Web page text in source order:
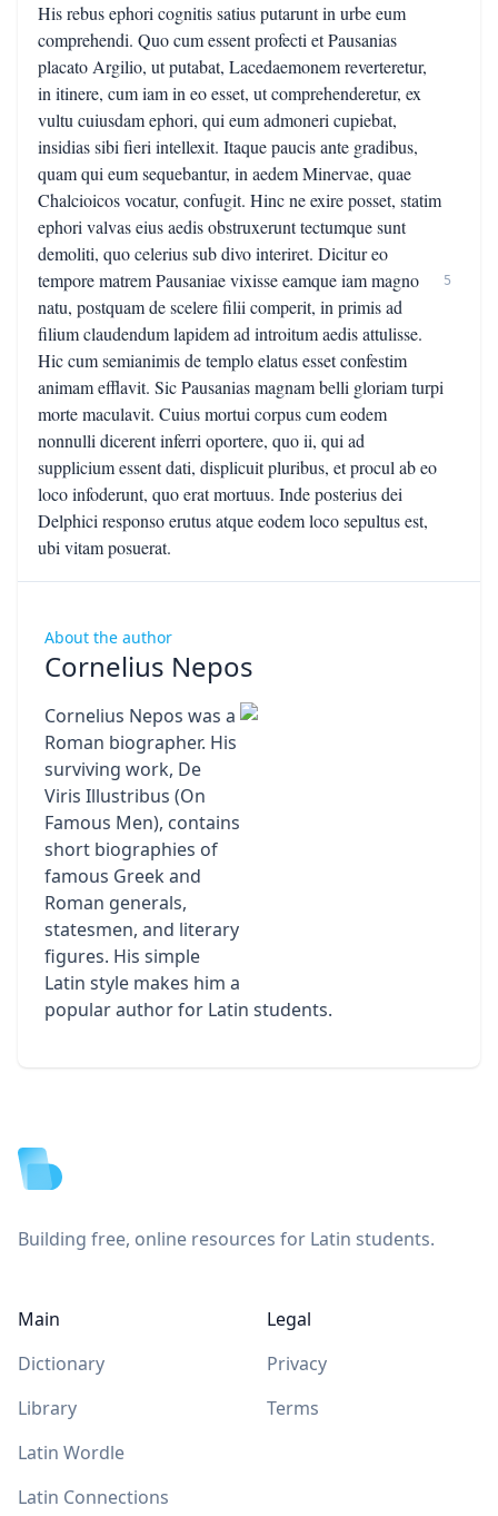
His rebus ephori cognitis satius putarunt in urbe eum
comprehendi. Quo cum essent profecti et Pausanias
placato Argilio, ut putabat, Lacedaemonem reverteretur,
in itinere, cum iam in eo esset, ut comprehenderetur, ex
vultu cuiusdam ephori, qui eum admoneri cupiebat,
insidias sibi fieri intellexit. Itaque paucis ante gradibus,
quam qui eum sequebantur, in aedem Minervae, quae
Chalcioicos vocatur, confugit. Hinc ne exire posset, statim
ephori valvas eius aedis obstruxerunt tectumque sunt
demoliti, quo celerius sub divo interiret. Dicitur eo
tempore matrem Pausaniae vixisse eamque iam magno
natu, postquam de scelere filii comperit, in primis ad
filium claudendum lapidem ad introitum aedis attulisse.
Hic cum semianimis de templo elatus esset confestim
animam efflavit. Sic Pausanias magnam belli gloriam turpi
morte maculavit. Cuius mortui corpus cum eodem
nonnulli dicerent inferri oportere, quo ii, qui ad
supplicium essent dati, displicuit pluribus, et procul ab eo
loco infoderunt, quo erat mortuus. Inde posterius dei
Delphici responso erutus atque eodem loco sepultus est,
ubi vitam posuerat.
5
About the author
Cornelius Nepos
Cornelius Nepos was a
Roman biographer. His
surviving work, De
Viris Illustribus (On
Famous Men), contains
short biographies of
famous Greek and
Roman generals,
statesmen, and literary
figures. His simple
Latin style makes him a
popular author for Latin students.
Building free, online resources for Latin students.
Main
Dictionary
Library
Latin Wordle
Latin Connections
Legal
Privacy
Terms